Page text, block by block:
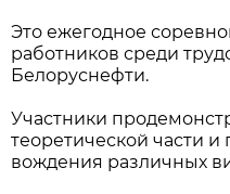
Это ежегодное
работников среди
Белоруснефти.
Участники
теоретической части
вождения различных